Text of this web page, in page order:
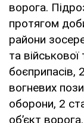
ворога.
протягом
райони
та
боєприпасів,
вогневих
оборони, 2
об’єкт ворога.